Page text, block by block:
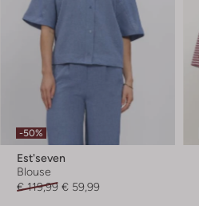
-50%
Est'seven
Blouse
€ 119,99 € 59,99